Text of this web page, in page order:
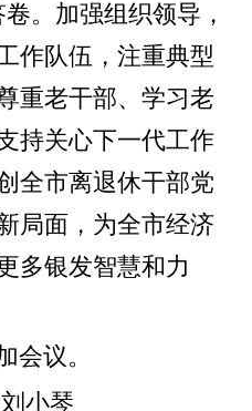
。加强组织领导，
作队伍，注重典型
重老干部、学习老
持关心下一代工作
全市离退休干部党
局面，为全市经济
多银发智慧和力
会议。
小琴